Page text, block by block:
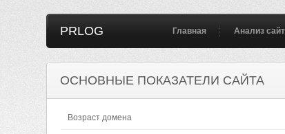
PRLOG Главная Анализ
ОСНОВНЫЕ ПОКАЗАТЕЛИ САЙТА
Возраст домена